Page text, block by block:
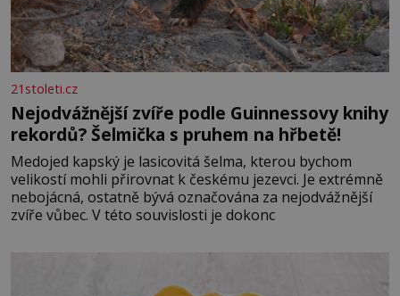
21stoleti.cz
Nejodvážnější zvíře podle Guinnessovy knihy
rekordů? Šelmička s pruhem na hřbetě!
Medojed kapský je lasicovitá šelma, kterou bychom
velikostí mohli přirovnat k českému jezevci. Je extrémně
nebojácná, ostatně bývá označována za nejodvážnější
zvíře vůbec. V této souvislosti je dokonc